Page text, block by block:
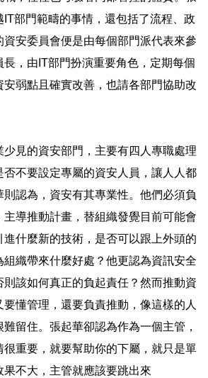
IT部門範疇的事情，還包括了流程、政
安委員會便是由每個部門派代表來參
長，由 IT部門扮演重要角色，定期每個
安弱點且確實改善，也請各部門協助改
見的資安部門，主要有四人專職處理
否不要設定專屬的資安人員，讓人人都
認為，資安有其專業性。他們必須負
導推動計畫，替組織發覺目前可能會
什麼新的技術，是否可以跟上外頭的
組織帶來什麼好處？他更認為資訊安全
則該如何真正的負起責任？然而推動資
懂管理，還要負責推動，像這樣的人
留住。張起華卻認為作為一個主管，
很重要，就要幫助你的下屬，就只是單
不大，主管就應該要跳出來